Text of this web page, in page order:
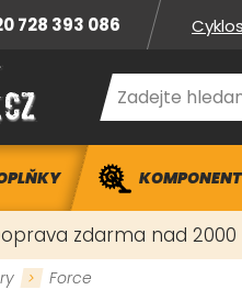
728 393 086
zdarma nad 2000
Force